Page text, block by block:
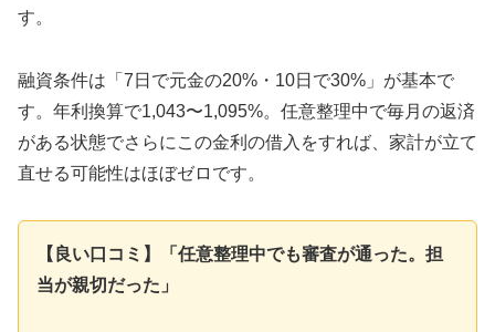
す。
融資条件は「7日で元金の20%・10日で30%」が基本で
す。年利換算で1,043〜1,095%。任意整理中で毎月の返済
がある状態でさらにこの金利の借入をすれば、家計が立て
直せる可能性はほぼゼロです。
【良い口コミ】「任意整理中でも審査が通った。担
当が親切だった」